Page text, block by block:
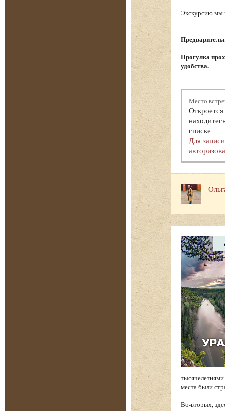
Экскурсию мы
Прогулка
удобства.
Место
списке
Для
места были
Во-вторых,